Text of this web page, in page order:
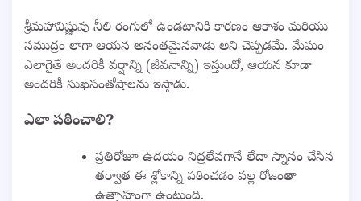
శ్రీమహావిష్ణువు నీలి రంగులో ఉండటానికి కారణం ఆకాశం మరియు
సముద్రం లాగా ఆయన అనంతమైనవాడు అని చెప్పడమే. మేఘం
ఎలాగైతే అందరికీ వర్షాన్ని (జీవనాన్ని) ఇస్తుందో, ఆయన కూడా
అందరికీ సుఖసంతోషాలను ఇస్తాడు.
ఎలా పఠించాలి?
ప్రతిరోజూ ఉదయం నిద్రలేవగానే లేదా స్నానం చేసిన
తర్వాత ఈ శ్లోకాన్ని పఠించడం వల్ల రోజంతా
ఉత్సాహంగా ఉంటుంది.